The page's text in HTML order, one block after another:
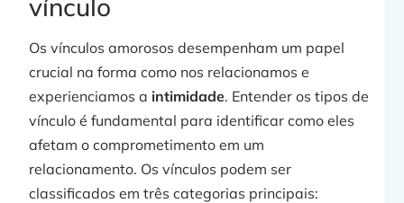
vínculo
Os vínculos amorosos desempenham um papel
crucial na forma como nos relacionamos e
experienciamos a intimidade. Entender os tipos de
vínculo é fundamental para identificar como eles
afetam o comprometimento em um
relacionamento. Os vínculos podem ser
classificados em três categorias principais: